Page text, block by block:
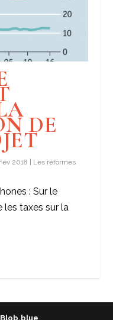
DE
2018 | Les réformes
: Sur le
les taxes sur la